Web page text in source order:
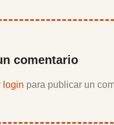
comentario
login para publicar un